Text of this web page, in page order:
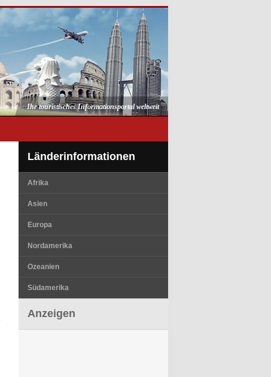
Ihr touristisches Informationsportal weltweit
Länderinformationen
Afrika
Asien
Europa
Nordamerika
Ozeanien
Südamerika
Anzeigen